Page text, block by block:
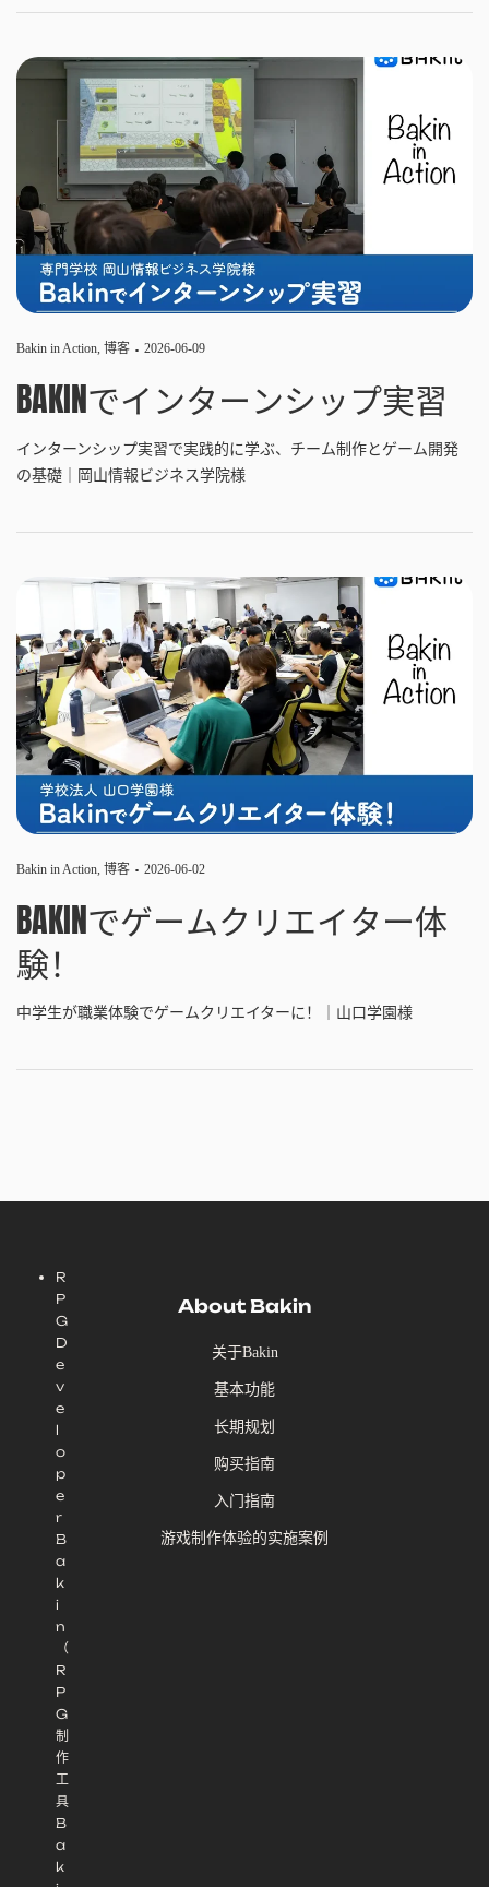
Bakin in Action, 博客 2026-06-09
BAKINでインターンシップ実習
インターンシップ実習で実践的に学ぶ、チーム制作とゲーム開発
の基礎｜岡山情報ビジネス学院様
Bakin in Action 博客 2026-06-02
BAKINでゲームクリエイター体
験！
中学生が職業体験でゲームクリエイターに！｜山口学園様
R
P
G
D
e
v
e
l
o
p
e
r
B
a
k
i
n
（
R
P
G
制
作
工
具
B
a
k
About Bakin
关于Bakin
基本功能
长期规划
购买指南
入门指南
游戏制作体验的实施案例